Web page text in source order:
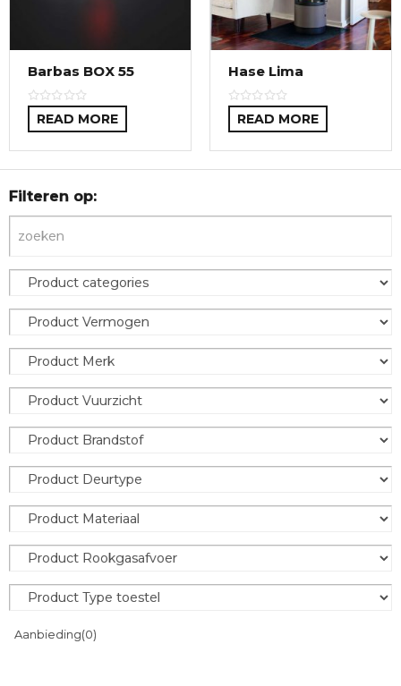
Barbas BOX 55
READ MORE
Hase Lima
READ MORE
Filteren op:
Aanbieding(0)